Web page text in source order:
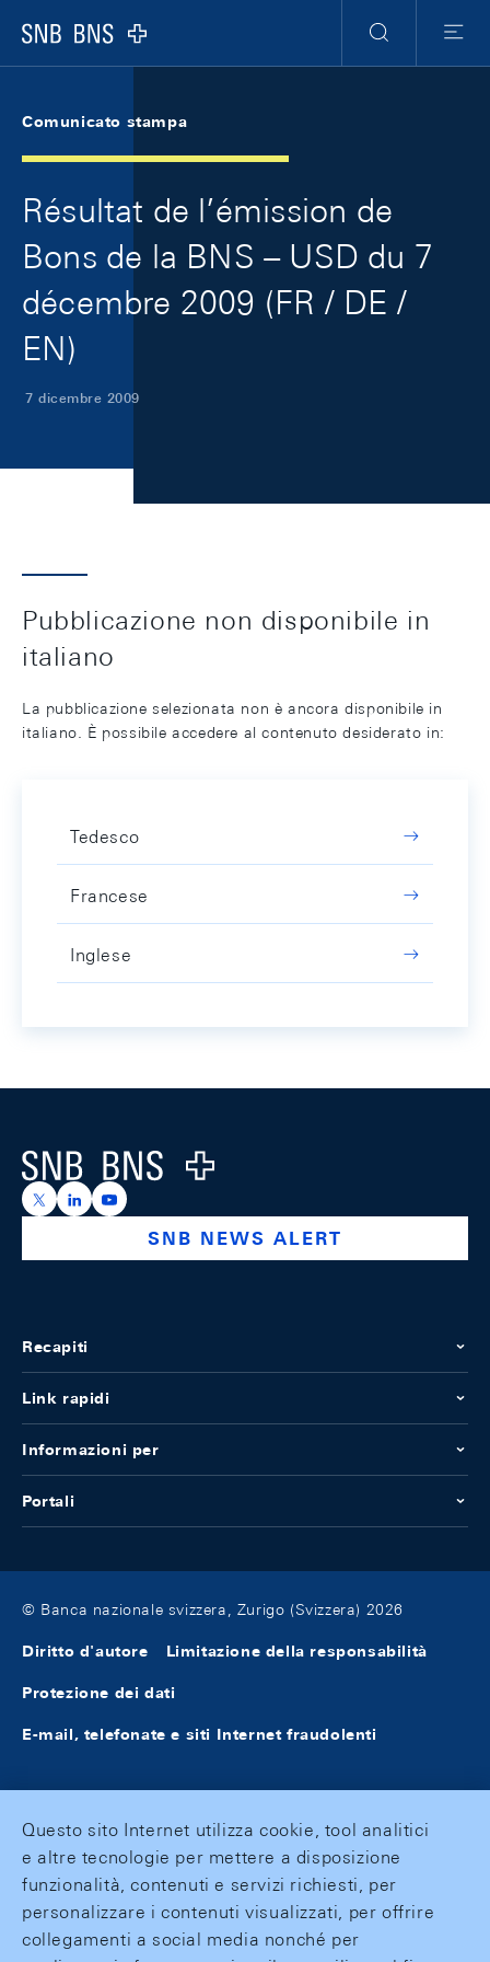
Logo
Ricerca
Menu
Comunicato stampa
Résultat de l’émission de
Bons de la BNS – USD du 7
décembre 2009 (FR / DE /
EN)
7 dicembre 2009
Pubblicazione non disponibile in
italiano
La pubblicazione selezionata non è ancora disponibile in
italiano. È possibile accedere al contenuto desiderato in:
Tedesco
Francese
Inglese
Logo
https://x.com/snb_bns
https://ch.linkedin.com/company/swiss-national-
https://www.youtube.com/@swissnationalbank
SNB NEWS ALERT
Recapiti
Link rapidi
Informazioni per
Portali
© Banca nazionale svizzera, Zurigo (Svizzera) 2026
Diritto d'autore Limitazione della responsabilità
Protezione dei dati
E-mail, telefonate e siti Internet fraudolenti
Questo sito Internet utilizza cookie, tool analitici
e altre tecnologie per mettere a disposizione
funzionalità, contenuti e servizi richiesti, per
personalizzare i contenuti visualizzati, per offrire
collegamenti a social media nonché per